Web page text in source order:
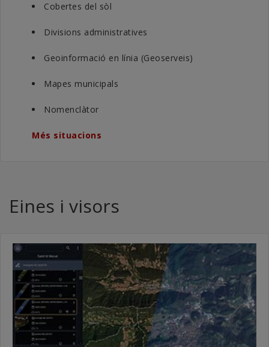
Cobertes del sòl
Divisions administratives
Geoinformació en línia (Geoserveis)
Mapes municipals
Nomenclàtor
Més situacions
Eines i visors